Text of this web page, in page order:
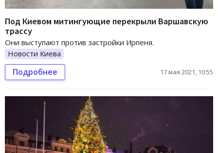
Под Киевом митингующие перекрыли Варшавскую
трассу
Они выступают против застройки Ирпеня.
Новости Киева
Подробнее 17 мая 2021, 10:55